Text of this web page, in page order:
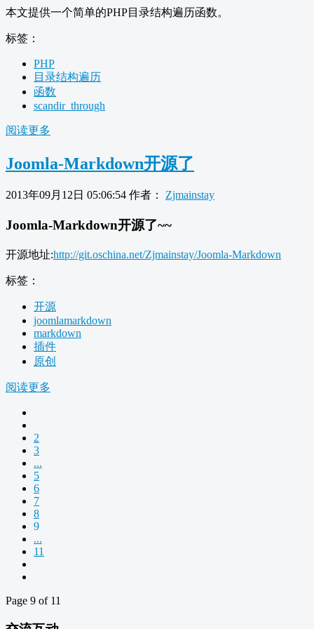
本文提供一个简单的PHP目录结构遍历函数。
标签：
PHP
目录结构遍历
函数
scandir_through
阅读更多
Joomla-Markdown开源了
2013年09月12日 05:06:54 作者： Zjmainstay
Joomla-Markdown开源了~~
开源地址:http://git.oschina.net/Zjmainstay/Joomla-Markdown
标签：
开源
joomlamarkdown
markdown
插件
原创
阅读更多
2
3
...
5
6
7
8
9
...
11
Page 9 of 11